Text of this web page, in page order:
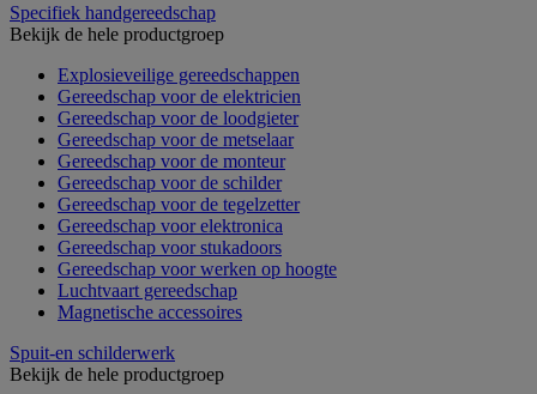
Specifiek handgereedschap
Bekijk de hele productgroep
Explosieveilige gereedschappen
Gereedschap voor de elektricien
Gereedschap voor de loodgieter
Gereedschap voor de metselaar
Gereedschap voor de monteur
Gereedschap voor de schilder
Gereedschap voor de tegelzetter
Gereedschap voor elektronica
Gereedschap voor stukadoors
Gereedschap voor werken op hoogte
Luchtvaart gereedschap
Magnetische accessoires
Spuit-en schilderwerk
Bekijk de hele productgroep